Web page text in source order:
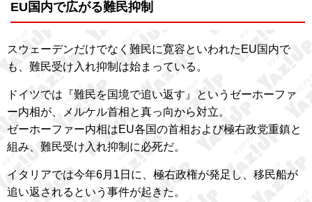
EU国内で広がる難民抑制
スウェーデンだけでなく難民に寛容といわれたEU国内で
も、難民受け入れ抑制は始まっている。
ドイツでは『難民を国境で追い返す』というゼーホーファ
ー内相が、メルケル首相と真っ向から対立。
ゼーホーファー内相はEU各国の首相および極右政党重鎮と
組み、難民受け入れ抑制に必死だ。
イタリアでは今年6月1日に、極右政権が発足し、移民船が
追い返されるという事件が起きた。